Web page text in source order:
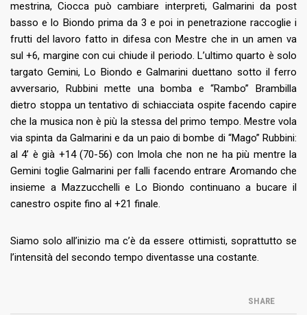
mestrina, Ciocca può cambiare interpreti, Galmarini da post
basso e lo Biondo prima da 3 e poi in penetrazione raccoglie i
frutti del lavoro fatto in difesa con Mestre che in un amen va
sul +6, margine con cui chiude il periodo. L’ultimo quarto è solo
targato Gemini, Lo Biondo e Galmarini duettano sotto il ferro
avversario, Rubbini mette una bomba e “Rambo” Brambilla
dietro stoppa un tentativo di schiacciata ospite facendo capire
che la musica non è più la stessa del primo tempo. Mestre vola
via spinta da Galmarini e da un paio di bombe di “Mago” Rubbini:
al 4’ è già +14 (70-56) con Imola che non ne ha più mentre la
Gemini toglie Galmarini per falli facendo entrare Aromando che
insieme a Mazzucchelli e Lo Biondo continuano a bucare il
canestro ospite fino al +21 finale.
Siamo solo all’inizio ma c’è da essere ottimisti, soprattutto se
l’intensità del secondo tempo diventasse una costante.
SHARE